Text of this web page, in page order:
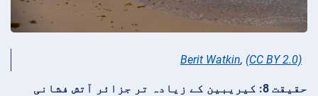
Berit Watkin, (CC BY 2.0)
حقیقت 8: کیریبین کے زیادہ تر جزائر آتش فشانی